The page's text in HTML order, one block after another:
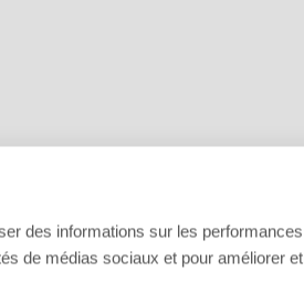
des informations sur les performances
de médias sociaux et pour améliorer et